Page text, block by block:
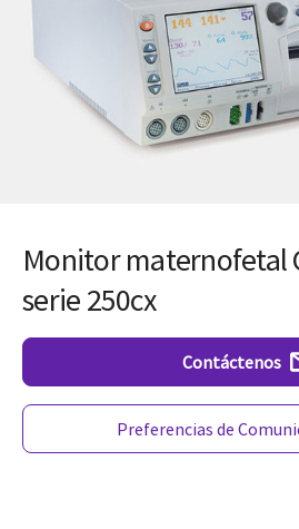
Monitor maternofetal
serie 250cx
Contáctenos
Preferencias de